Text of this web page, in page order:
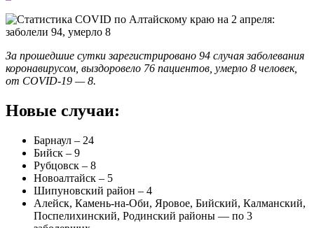
За прошедшие сутки зарегистрировано 94 случая заболевания
коронавирусом, выздоровело 76 пациентов, умерло 8 человек,
от COVID-19 — 8.
Новые случаи:
Барнаул – 24
Бийск – 9
Рубцовск – 8
Новоалтайск – 5
Шипуновский район – 4
Алейск, Камень-на-Оби, Яровое, Бийский, Калманский,
Поспелихинский, Родинский районы — по 3